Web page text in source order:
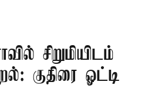
சிறுமியிடம்
குதிரை ஓட்டி